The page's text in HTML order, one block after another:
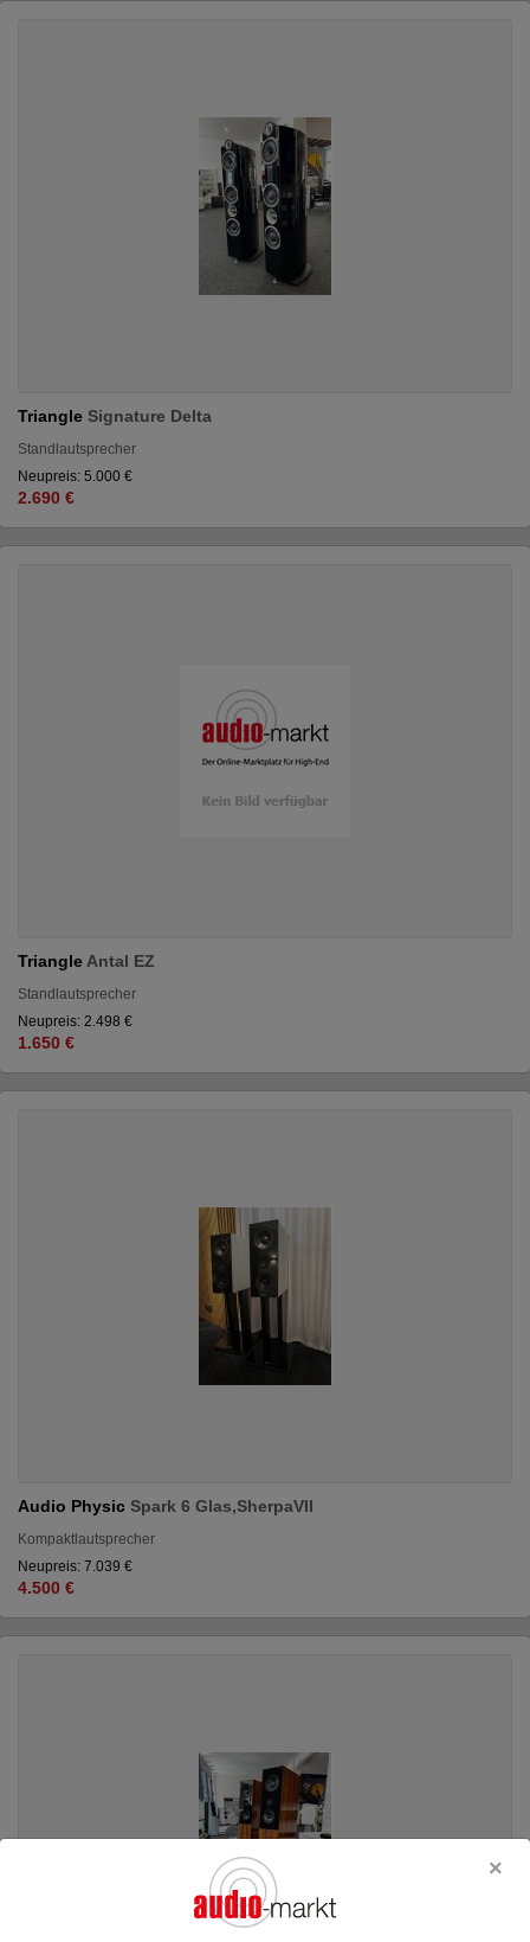
Triangle Signature Delta
Standlautsprecher
Neupreis: 5.000 €
2.690 €
Triangle Antal EZ
Standlautsprecher
Neupreis: 2.498 €
1.650 €
Audio Physic Spark 6 Glas,SherpaVII
Kompaktlautsprecher
Neupreis: 7.039 €
4.500 €